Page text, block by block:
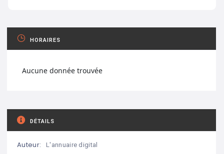
HORAIRES
Aucune donnée trouvée
DÉTAILS
Auteur: L'annuaire digital